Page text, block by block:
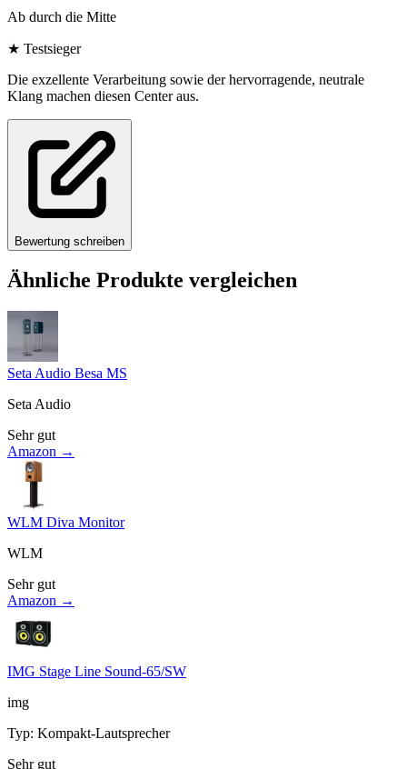
Ab durch die Mitte
★ Testsieger
Die exzellente Verarbeitung sowie der hervorragende, neutrale
Klang machen diesen Center aus.
Bewertung schreiben
Ähnliche Produkte vergleichen
Seta Audio Besa MS
Seta Audio
Sehr gut
Amazon →
WLM Diva Monitor
WLM
Sehr gut
Amazon →
IMG Stage Line Sound-65/SW
img
Typ: Kompakt-Lautsprecher
Sehr gut